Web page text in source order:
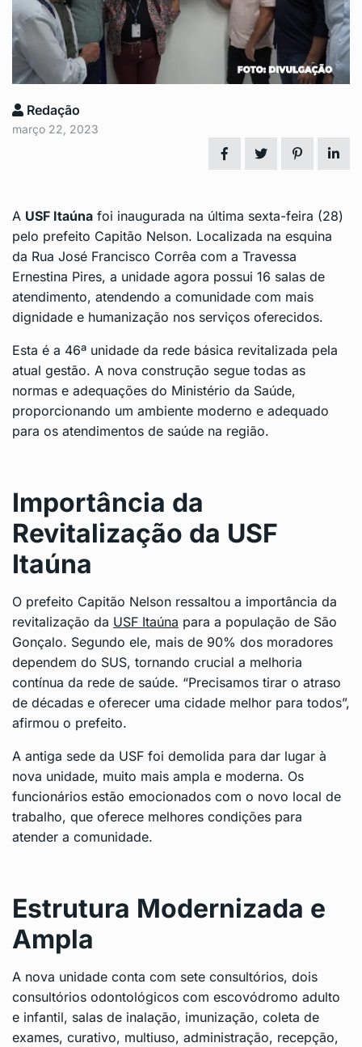
Redação
março 22, 2023
A USF Itaúna foi inaugurada na última sexta-feira (28)
pelo prefeito Capitão Nelson. Localizada na esquina
da Rua José Francisco Corrêa com a Travessa
Ernestina Pires, a unidade agora possui 16 salas de
atendimento, atendendo a comunidade com mais
dignidade e humanização nos serviços oferecidos.
Esta é a 46ª unidade da rede básica revitalizada pela
atual gestão. A nova construção segue todas as
normas e adequações do Ministério da Saúde,
proporcionando um ambiente moderno e adequado
para os atendimentos de saúde na região.
Importância da
Revitalização da USF
Itaúna
O prefeito Capitão Nelson ressaltou a importância da
revitalização da USF Itaúna para a população de São
Gonçalo. Segundo ele, mais de 90% dos moradores
dependem do SUS, tornando crucial a melhoria
contínua da rede de saúde. “Precisamos tirar o atraso
de décadas e oferecer uma cidade melhor para todos”,
afirmou o prefeito.
A antiga sede da USF foi demolida para dar lugar à
nova unidade, muito mais ampla e moderna. Os
funcionários estão emocionados com o novo local de
trabalho, que oferece melhores condições para
atender a comunidade.
Estrutura Modernizada e
Ampla
A nova unidade conta com sete consultórios, dois
consultórios odontológicos com escovódromo adulto
e infantil, salas de inalação, imunização, coleta de
exames, curativo, multiuso, administração, recepção,